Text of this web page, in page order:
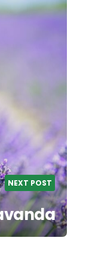
NEXT POST